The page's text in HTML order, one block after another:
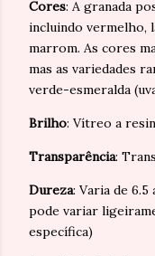
Cores: A granada
incluindo vermelho,
marrom. As cores
mas as variedades
verde-esmeralda
Brilho: Vítreo a
Transparência:
Dureza: Varia de 6.5
pode variar
específica)